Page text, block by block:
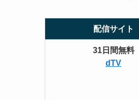
配信サイト
31日間無料
dTV